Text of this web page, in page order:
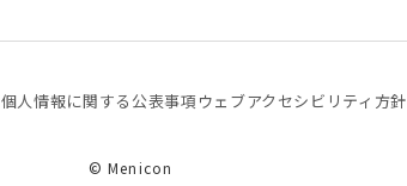
個⼈情報に関する公表事項 ウェブアクセシビリティ方針
© Menicon